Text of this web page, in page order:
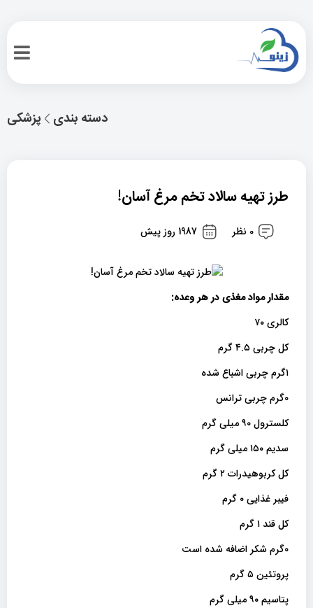
پزشکی دسته بندی
طرز تهیه سالاد تخم مرغ آسان!
0 نظر 1987 روز پیش
مقدار مواد مغذی در هر وعده:
کالری ۷۰
کل چربی ۴.۵ گرم
۱گرم چربی اشباع شده
۰گرم چربی ترانس
کلسترول ۹۰ میلی گرم
سدیم ۱۵۰ میلی گرم
کل کربوهیدرات ۲ گرم
فیبر غذایی ۰ گرم
کل قند ۱ گرم
۰گرم شکر اضافه شده است
پروتئین ۵ گرم
پتاسیم ۹۰ میلی گرم